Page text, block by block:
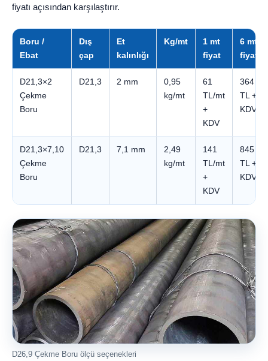
fiyatı açısından karşılaştırır.
Boru /
Ebat
Dış
çap
Et
kalınlığı
Kg/mt
1 mt
fiyat
6 mt
fiyatı
D21,3×2
Çekme
Boru
D21,3 2 mm
0,95
kg/mt
61
TL/mt
+
KDV
364
TL +
KDV
D21,3×7,10
Çekme
Boru
D21,3 7,1 mm
2,49
kg/mt
141
TL/mt
+
KDV
845
TL +
KDV
D26,9 Çekme Boru ölçü seçenekleri